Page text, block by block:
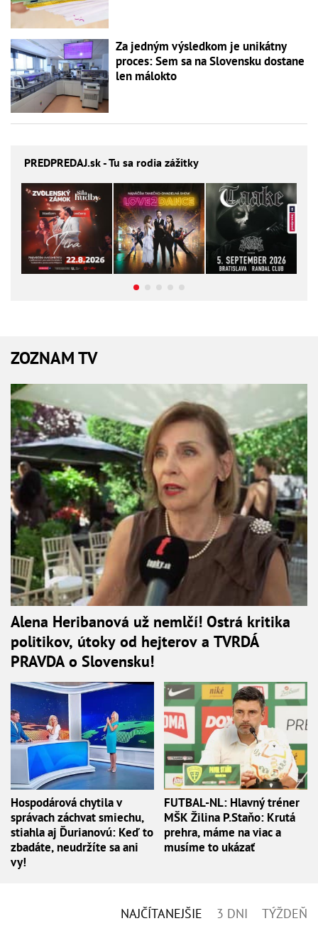
Za jedným výsledkom je unikátny
proces: Sem sa na Slovensku dostane
len málokto
PREDPREDAJ.sk - Tu sa rodia zážitky
ZOZNAM TV
Alena Heribanová už nemlčí! Ostrá kritika
politikov, útoky od hejterov a TVRDÁ
PRAVDA o Slovensku!
Hospodárová chytila v
správach záchvat smiechu,
stiahla aj Ďurianovú: Keď to
zbadáte, neudržíte sa ani
vy!
FUTBAL-NL: Hlavný tréner
MŠK Žilina P.Staňo: Krutá
prehra, máme na viac a
musíme to ukázať
NAJČÍTANEJŠIE 3 DNI TÝŽDEŇ